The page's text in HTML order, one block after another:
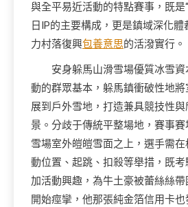
與全平易近活動的特點賽事，既是
日IP的主要構成，更是鎮域深化
力村落復興包養意思的活潑實行。
安身躲馬山滑雪場優質冰雪
動的群眾基本，躲馬鎮衝破性地
展到戶外雪地，打造兼具競技性
景。分歧于傳統平整場地，賽事
雪場室外皚皚雪面之上，選手需
動位置、起跳、扣殺等舉措，既
加活動興趣，為牛土豪被蕾絲絲
開始痙攣，他那張純金箔信用卡